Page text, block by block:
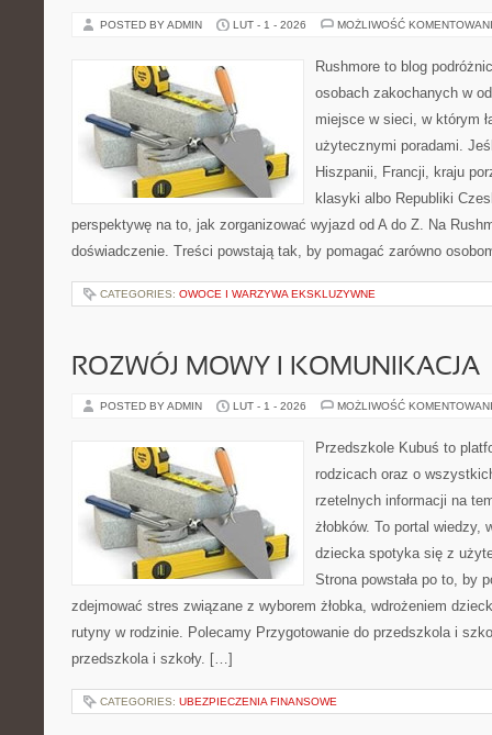
POSTED BY ADMIN LUT - 1 - 2026 MOŻLIWOŚĆ
Rushmore to blog
osobach zakochanych w
miejsce w sieci, w którym
użytecznymi poradami.
Hiszpanii, Francji, kraju
klasyki albo Republiki
perspektywę na to, jak zorganizować wyjazd od A do Z. Na
doświadczenie. Treści powstają tak, by pomagać zarówno
CATEGORIES: OWOCE I WARZYWA EKSKLUZYWNE
ROZWÓJ MOWY I KOMUNIKACJA
POSTED BY ADMIN LUT - 1 - 2026 MOŻLIWOŚĆ
Przedszkole Kubuś to
rodzicach oraz o
rzetelnych informacji na
żłobków. To portal wiedzy,
dziecka spotyka się z
Strona powstała po to, by
zdejmować stres związane z wyborem żłobka, wdrożeniem
rutyny w rodzinie. Polecamy Przygotowanie do przedszkola i
przedszkola i szkoły. […]
CATEGORIES: UBEZPIECZENIA FINANSOWE